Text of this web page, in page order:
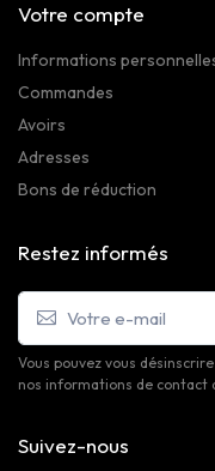
Votre compte
Informations
Commandes
Avoirs
Adresses
Bons de réduction
Restez informés
Vous pouvez vous
nos informations de contact
Suivez-nous